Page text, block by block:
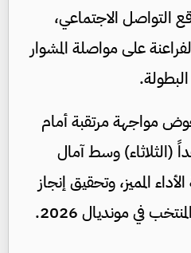
التواصل الاجتماعي،
على مواصلة المشوار
مواجهة مرتقبة أمام
في دور الـ16، غداً (الثلاثاء) وسط آمال
المميز، وتحقيق إنجاز
في مونديال 2026.